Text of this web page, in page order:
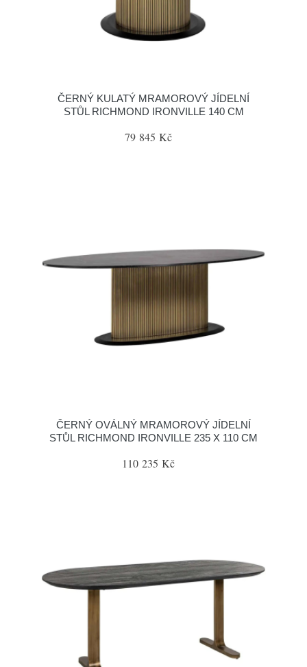
ČERNÝ KULATÝ MRAMOROVÝ JÍDELNÍ
STŮL RICHMOND IRONVILLE 140 CM
79 845 Kč
ČERNÝ OVÁLNÝ MRAMOROVÝ JÍDELNÍ
STŮL RICHMOND IRONVILLE 235 X 110 CM
110 235 Kč